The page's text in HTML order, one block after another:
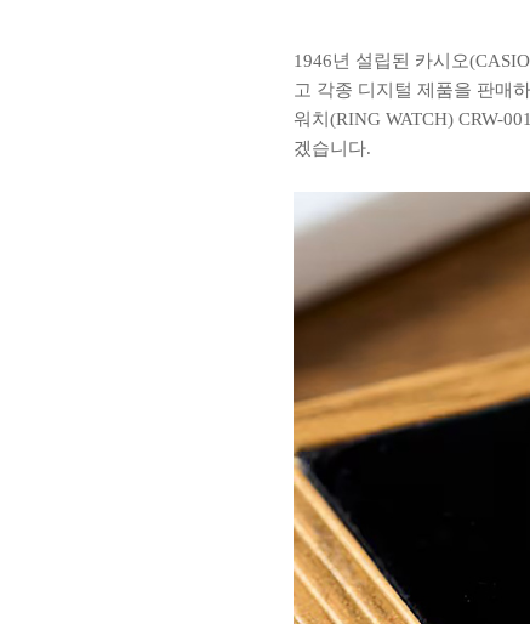
1946년 설립된 카시오
고 각종 디지털 제품을 판매
워치(RING WATCH) CRW-
겠습니다.